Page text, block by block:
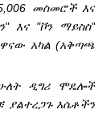
መስመሮች እና
እና "ቮን ማይስስ"
ዋናው አካል (አቅጣጫ
ዲግሪ ሞዴሎች
ያልተረጋጉ እሴቶችን